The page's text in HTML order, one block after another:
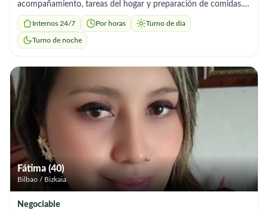
acompañamiento, tareas del hogar y preparación de comidas.
Soy responsable y me adapto a los horarios que necesites.
Internos 24/7 Por horas Turno de día
Turno de noche
Fátima (40)
Bilbao / Bizkaia
Negociable